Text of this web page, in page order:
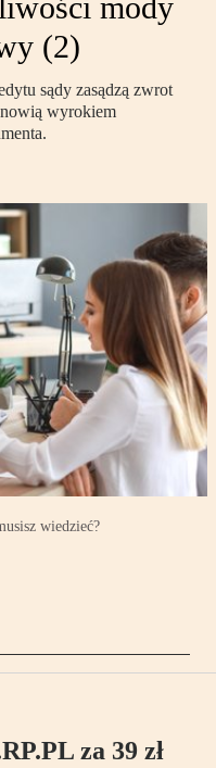
(2)
sądy zasądzą zwrot
wyrokiem
wiedzieć?
za 39 zł